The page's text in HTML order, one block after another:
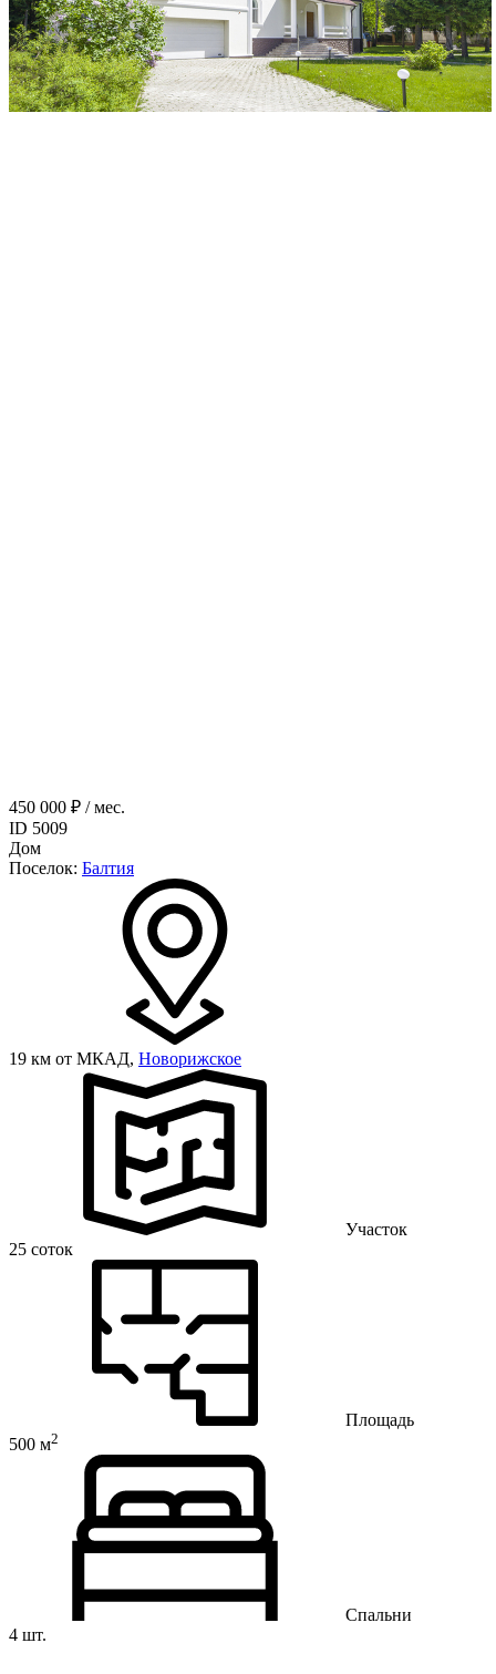
450 000 ₽ / мес.
ID 5009
Дом
Поселок: Балтия
19 км от МКАД, Новорижское
Участок
25 соток
Площадь
500 м2
Спальни
4 шт.